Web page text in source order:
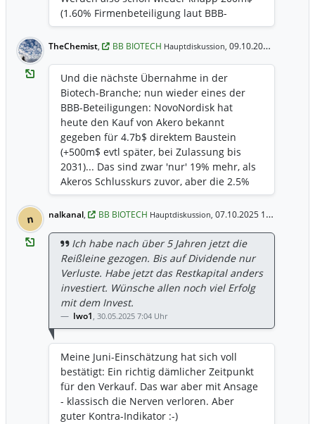
(1.60% Firmenbeteiligung laut BBB-
Website) in bar frei 💪🏻
https://www.handelsblatt.com/unternehm
biotechfirma-avidity-fuer-zwoelf-
milliarden-dollar/100168297.html
TheChemist, BB BIOTECH Hauptdiskussion, 09.10.2025 21:58 Uhr
Und die nächste Übernahme in der
Biotech-Branche; nun wieder eines der
BBB-Beteiligungen: NovoNordisk hat
heute den Kauf von Akero bekannt
gegeben für 4.7b$ direktem Baustein
(+500m$ evtl später, bei Zulassung bis
2031)... Das sind zwar 'nur' 19% mehr, als
Akeros Schlusskurs zuvor, aber die 2.5%
Beteiligung von BBB am Unternehmen
(sofern sie laut Website noch stimmt) sind
voraussichtlich um den Jahreswechsel
abgeschlossen 💸
https://www.fiercebiotech.com/biotech/no
vo-inks-52b-akero-buyout-bag-late-phase-
mash-prospect
https://www.biospace.com/press-
releases/akero-therapeutics-to-be-
acquired-by-novo-nordisk-for-up-to-5-2-
billion https://www.bbbiotech.ch/de-
de/private/portfolio-
strategie/performance-portfolio/unsere-
investments/akero-therapeutics
n nalkanal, BB BIOTECH Hauptdiskussion, 07.10.2025 11:06 Uhr
Ich habe nach über 5 Jahren jetzt die
Reißleine gezogen. Bis auf Dividende nur
Verluste. Habe jetzt das Restkapital anders
investiert. Wünsche allen noch viel Erfolg
mit dem Invest.
Iwo1, 30.05.2025 7:04 Uhr
Meine Juni-Einschätzung hat sich voll
bestätigt: Ein richtig dämlicher Zeitpunkt
für den Verkauf. Das war aber mit Ansage
- klassisch die Nerven verloren. Aber
guter Kontra-Indikator :-)